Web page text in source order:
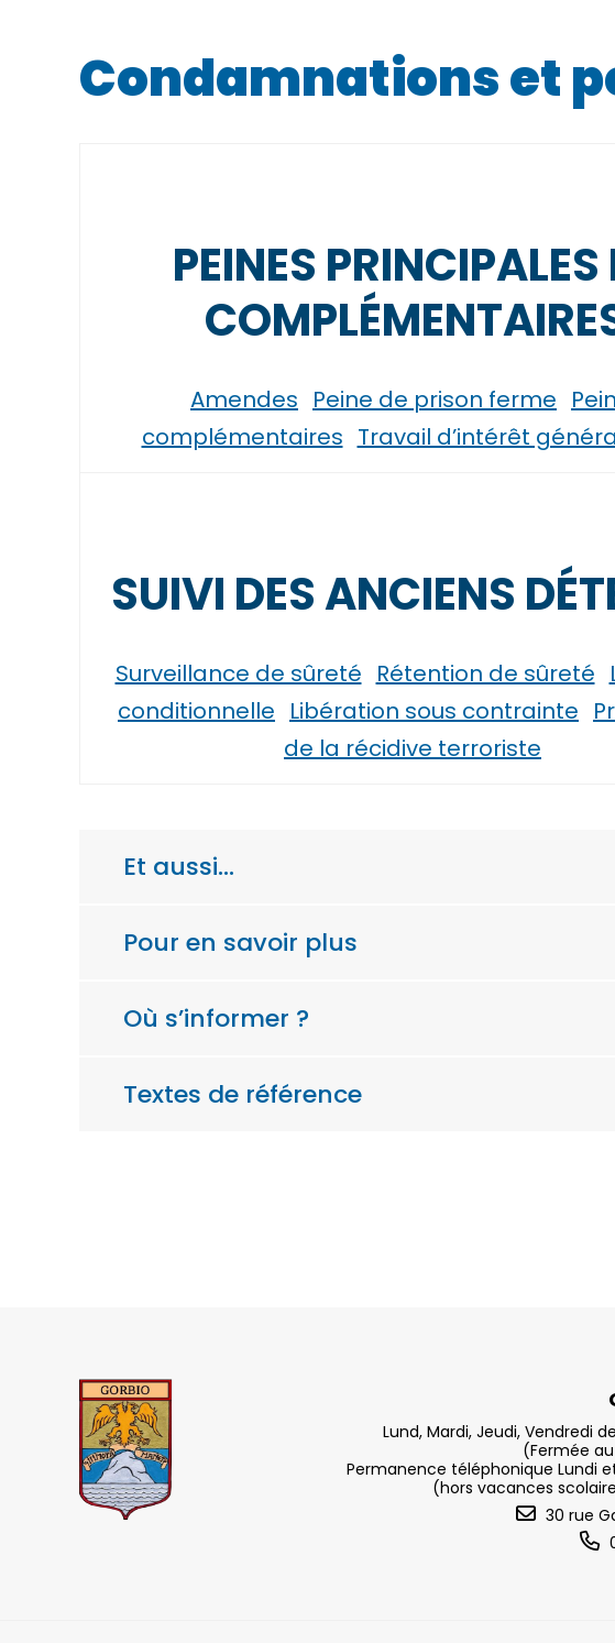
Condamnations et
PEINES PRINCIPALES
Amendes Peine de prison ferme
complémentaires Travail d’intérêt
SUIVI DES ANCIENS
Surveillance de sûreté Rétention de sûreté
conditionnelle Libération sous contrainte
de la récidive terroriste
Et aussi…
Pour en savoir plus
Où s’informer ?
Textes de référence
Lund, Mardi, Jeudi, Vendredi
(Fermée
Permanence téléphonique Lundi
(hors vacances
30 rue